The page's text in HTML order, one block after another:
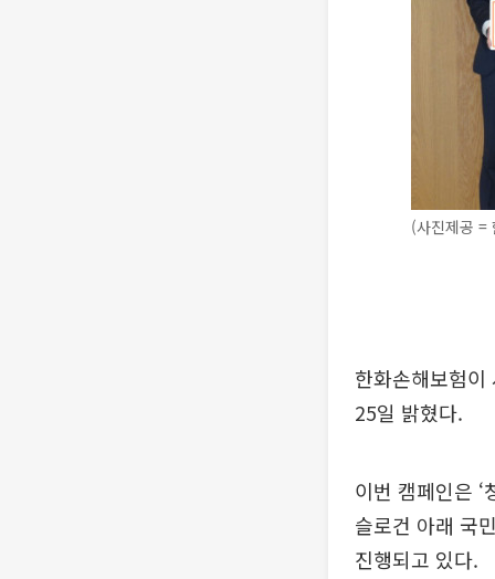
(사진제공 =
한화손해보험이
25일 밝혔다.
이번 캠페인은
슬로건 아래 국
진행되고 있다.